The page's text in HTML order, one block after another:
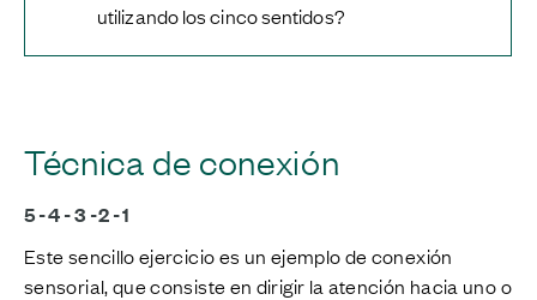
utilizando los cinco sentidos?
Técnica de conexión
5-4-3-2-1
Este sencillo ejercicio es un ejemplo de conexión
sensorial, que consiste en dirigir la atención hacia uno o